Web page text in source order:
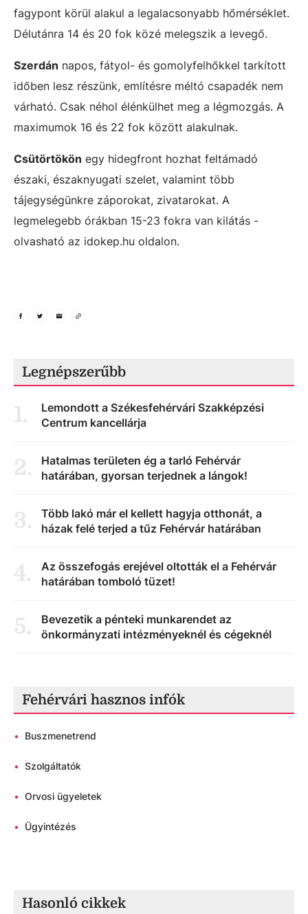
fagypont körül alakul a legalacsonyabb hőmérséklet.
Délutánra 14 és 20 fok közé melegszik a levegő.
Szerdán napos, fátyol- és gomolyfelhőkkel tarkított
időben lesz részünk, említésre méltó csapadék nem
várható. Csak néhol élénkülhet meg a légmozgás. A
maximumok 16 és 22 fok között alakulnak.
Csütörtökön egy hidegfront hozhat feltámadó
északi, északnyugati szelet, valamint több
tájegységünkre záporokat, zivatarokat. A
legmelegebb órákban 15-23 fokra van kilátás -
olvasható az idokep.hu oldalon.
Legnépszerűbb
1.
Lemondott a Székesfehérvári Szakképzési
Centrum kancellárja
2.
Hatalmas területen ég a tarló Fehérvár
határában, gyorsan terjednek a lángok!
3.
Több lakó már el kellett hagyja otthonát, a
házak felé terjed a tűz Fehérvár határában
4.
Az összefogás erejével oltották el a Fehérvár
határában tomboló tüzet!
5.
Bevezetik a pénteki munkarendet az
önkormányzati intézményeknél és cégeknél
Fehérvári hasznos infók
• Buszmenetrend
• Szolgáltatók
• Orvosi ügyeletek
• Ügyintézés
Hasonló cikkek